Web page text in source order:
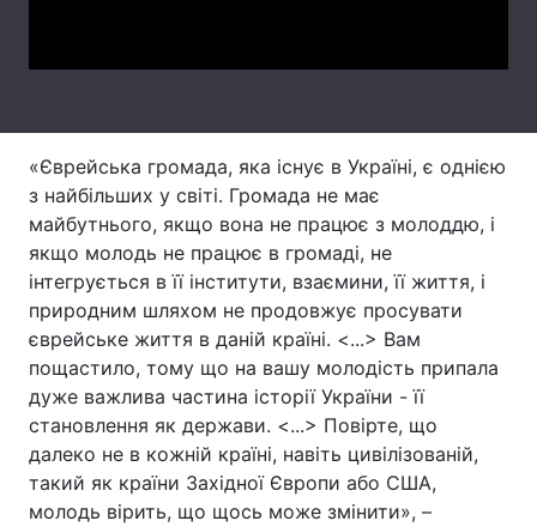
Послуги
Тема оформлення
«Єврейська громада, яка існує в Україні, є однією
з найбільших у світі. Громада не має
майбутнього, якщо вона не працює з молоддю, і
якщо молодь не працює в громаді, не
інтегрується в її інститути, взаємини, її життя, і
природним шляхом не продовжує просувати
єврейське життя в даній країні. <...> Вам
пощастило, тому що на вашу молодість припала
дуже важлива частина історії України - її
становлення як держави. <...> Повірте, що
далеко не в кожній країні, навіть цивілізованій,
такий як країни Західної Європи або США,
молодь вірить, що щось може змінити», –